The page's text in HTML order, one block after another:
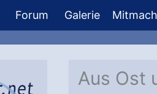
Forum Galerie
Aus Ost